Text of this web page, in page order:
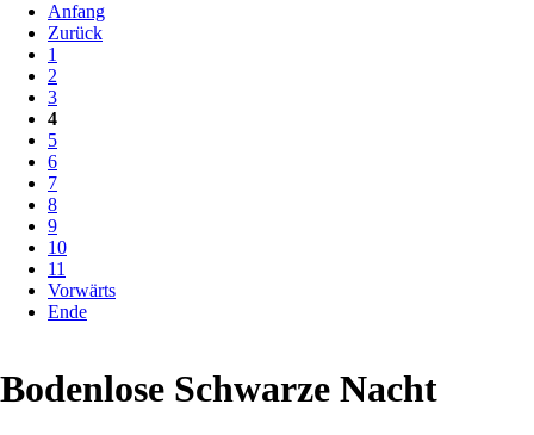
Anfang
Zurück
1
2
3
4
5
6
7
8
9
10
11
Vorwärts
Ende
Bodenlose Schwarze Nacht